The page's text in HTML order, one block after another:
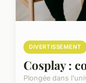
DIVERTISSEMENT
Cosplay :
Plongée dans